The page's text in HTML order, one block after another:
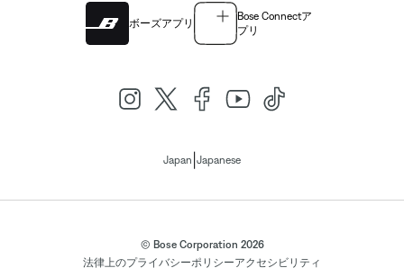
ボーズアプリ
Bose Connectア
プリ
Japan Japanese
© Bose Corporation 2026
法律上のプライバシーポリシーアクセシビリティ